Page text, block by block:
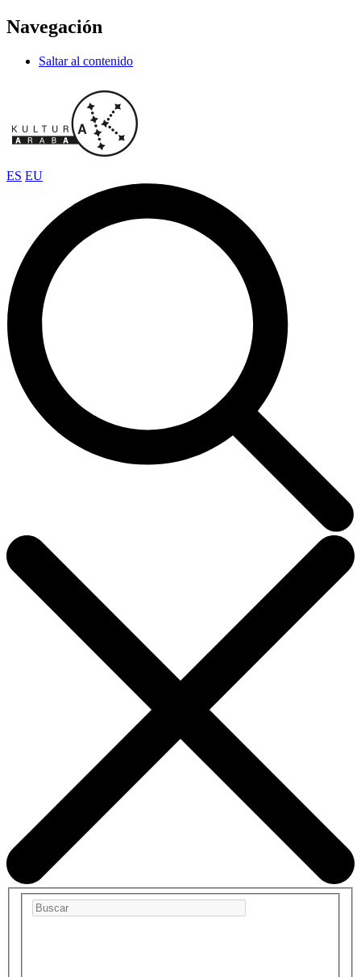
Navegación
Saltar al contenido
ES EU